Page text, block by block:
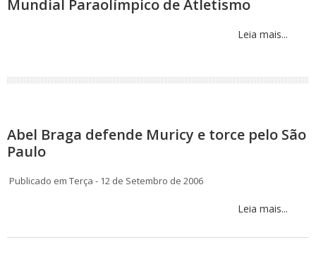
Mundial Paraolímpico de Atletismo
Leia mais...
Abel Braga defende Muricy e torce pelo São
Paulo
Publicado em Terça - 12 de Setembro de 2006
Leia mais...